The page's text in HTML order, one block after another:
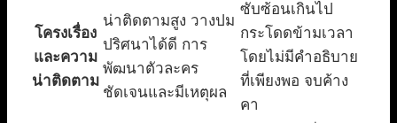
โครงเรื่อง
และความ
น่าติดตาม
น่าติดตามสูง วางปม
ปริศนาได้ดี การ
พัฒนาตัวละคร
ชัดเจนและมีเหตุผล
ซับซ้อนเกินไป
กระโดดข้ามเวลา
โดยไม่มีคำอธิบาย
ที่เพียงพอ จบค้าง
คา